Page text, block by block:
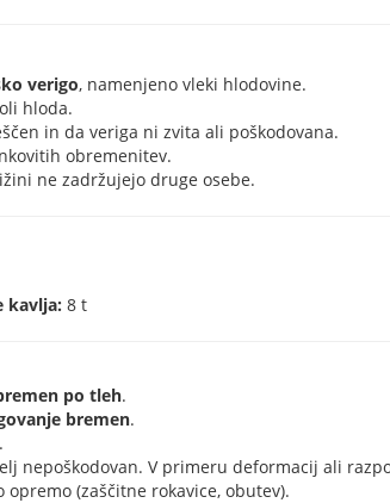
verigo, namenjeno vleki hlodovine.
hloda.
in da veriga ni zvita ali poškodovana.
obremenitev.
ne zadržujejo druge osebe.
kavlja: 8 t
po tleh.
bremen.
nepoškodovan. V primeru deformacij ali
(zaščitne rokavice, obutev).